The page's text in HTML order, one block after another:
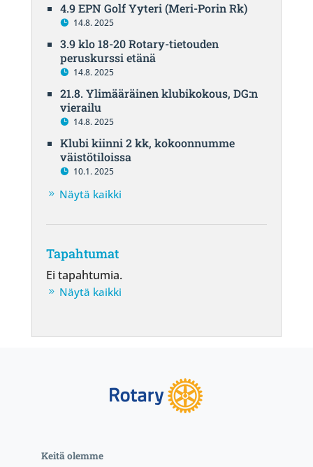
4.9 EPN Golf Yyteri (Meri-Porin Rk)
14.8. 2025
3.9 klo 18-20 Rotary-tietouden
peruskurssi etänä
14.8. 2025
21.8. Ylimääräinen klubikokous, DG:n
vierailu
14.8. 2025
Klubi kiinni 2 kk, kokoonnumme
väistötiloissa
10.1. 2025
Näytä kaikki
Tapahtumat
Ei tapahtumia.
Näytä kaikki
Keitä olemme